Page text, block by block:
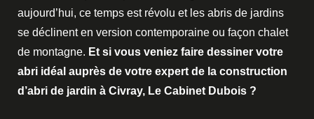
aujourd’hui, ce temps est révolu et les abris de jardins
se déclinent en version contemporaine ou façon chalet
de montagne. Et si vous veniez faire dessiner votre
abri idéal auprès de votre expert de la construction
d’abri de jardin à Civray, Le Cabinet Dubois ?